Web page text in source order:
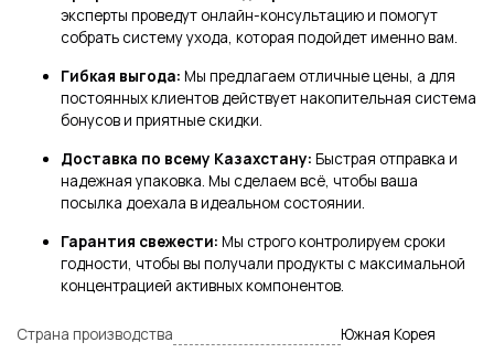
эксперты проведут онлайн-консультацию и помогут
собрать систему ухода, которая подойдет именно вам.
Гибкая выгода: Мы предлагаем отличные цены, а для
постоянных клиентов действует накопительная система
бонусов и приятные скидки.
Доставка по всему Казахстану: Быстрая отправка и
надежная упаковка. Мы сделаем всё, чтобы ваша
посылка доехала в идеальном состоянии.
Гарантия свежести: Мы строго контролируем сроки
годности, чтобы вы получали продукты с максимальной
концентрацией активных компонентов.
Страна производства
Южная Корея